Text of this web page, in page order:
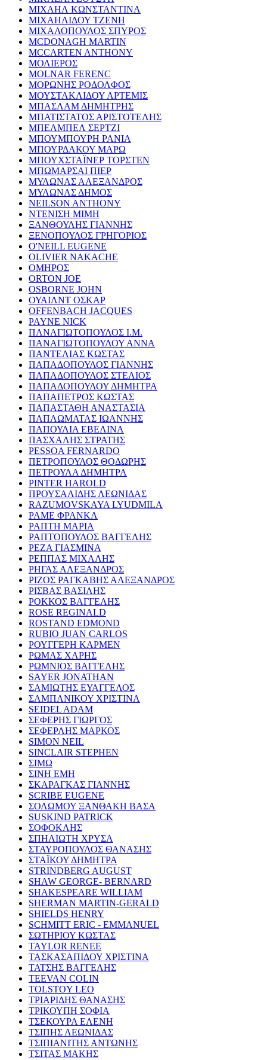
ΜΙΧΑΗΛ ΚΩΝΣΤΑΝΤΙΝΑ
ΜΙΧΑΗΛΙΔΟΥ ΤΖΕΝΗ
ΜΙΧΑΛΟΠΟΥΛΟΣ ΣΠΥΡΟΣ
MCDONAGH MARTIN
MCCARTEN ANTHONY
ΜΟΛΙΕΡΟΣ
MOLNAR FERENC
ΜΟΡΩΝΗΣ ΡΟΔΟΛΦΟΣ
ΜΟΥΣΤΑΚΛΙΔΟΥ ΑΡΤΕΜΙΣ
ΜΠΑΣΛΑΜ ΔΗΜΗΤΡΗΣ
ΜΠΑΤΙΣΤΑΤΟΣ ΑΡΙΣΤΟΤΕΛΗΣ
ΜΠΕΛΜΠΕΛ ΣΕΡΤΖΙ
ΜΠΟΥΜΠΟΥΡΗ ΡΑΝΙΑ
ΜΠΟΥΡΔΑΚΟΥ ΜΑΡΩ
ΜΠΟΥΧΣΤΑΪΝΕΡ ΤΟΡΣΤΕΝ
ΜΠΩΜΑΡΣΑΙ ΠΙΕΡ
ΜΥΛΩΝΑΣ ΑΛΕΞΑΝΔΡΟΣ
ΜΥΛΩΝΑΣ ΔΗΜΟΣ
NEILSON ANTHONY
ΝΤΕΝΙΣΗ ΜΙΜΗ
ΞΑΝΘΟΥΛΗΣ ΓΙΑΝΝΗΣ
ΞΕΝΟΠΟΥΛΟΣ ΓΡΗΓΟΡΙΟΣ
O'NEILL EUGENE
OLIVIER NAKACHE
ΟΜΗΡΟΣ
ORTON JOE
OSBORNE JOHN
ΟΥΑΙΛΝΤ ΟΣΚΑΡ
OFFENBACH JACQUES
PAYNE NICK
ΠΑΝΑΓΙΩΤΟΠΟΥΛΟΣ Ι.Μ.
ΠΑΝΑΓΙΩΤΟΠΟΥΛΟΥ ΑΝΝΑ
ΠΑΝΤΕΛΙΑΣ ΚΩΣΤΑΣ
ΠΑΠΑΔΟΠΟΥΛΟΣ ΓΙΑΝΝΗΣ
ΠΑΠΑΔΟΠΟΥΛΟΣ ΣΤΕΛΙΟΣ
ΠΑΠΑΔΟΠΟΥΛΟΥ ΔΗΜΗΤΡΑ
ΠΑΠΑΠΕΤΡΟΣ ΚΩΣΤΑΣ
ΠΑΠΑΣΤΑΘΗ ΑΝΑΣΤΑΣΙΑ
ΠΑΠΛΩΜΑΤΑΣ ΙΩΑΝΝΗΣ
ΠΑΠΟΥΛΙΑ ΕΒΕΛΙΝΑ
ΠΑΣΧΑΛΗΣ ΣΤΡΑΤΗΣ
PESSOA FERNARDO
ΠΕΤΡΟΠΟΥΛΟΣ ΘΟΔΩΡΗΣ
ΠΕΤΡΟΥΛΑ ΔΗΜΗΤΡΑ
PINTER HAROLD
ΠΡΟΥΣΑΛΙΔΗΣ ΛΕΩΝΙΔΑΣ
RAZUMOVSKAYA LYUDMILA
ΡΑΜΕ ΦΡΑΝΚΑ
ΡΑΠΤΗ ΜΑΡΙΑ
ΡΑΠΤΟΠΟΥΛΟΣ ΒΑΓΓΕΛΗΣ
ΡΕΖΑ ΓΙΑΣΜΙΝΑ
ΡΕΠΠΑΣ ΜΙΧΑΛΗΣ
ΡΗΓΑΣ ΑΛΕΞΑΝΔΡΟΣ
ΡΙΖΟΣ ΡΑΓΚΑΒΗΣ ΑΛΕΞΑΝΔΡΟΣ
ΡΙΣΒΑΣ ΒΑΣΙΛΗΣ
ΡΟΚΚΟΣ ΒΑΓΓΕΛΗΣ
ROSE REGINALD
ROSTAND EDMOND
RUBIO JUAN CARLOS
ΡΟΥΓΓΕΡΗ ΚΑΡΜΕΝ
ΡΩΜΑΣ ΧΑΡΗΣ
ΡΩΜΝΙΟΣ ΒΑΓΓΕΛΗΣ
SAYER JONATHAN
ΣΑΜΙΩΤΗΣ ΕΥΑΓΓΕΛΟΣ
ΣΑΜΠΑΝΙΚΟΥ ΧΡΙΣΤΙΝΑ
SEIDEL ADAM
ΣΕΦΕΡΗΣ ΓΙΩΡΓΟΣ
ΣΕΦΕΡΛΗΣ ΜΑΡΚΟΣ
SIMON NEIL
SINCLAIR STEPHEN
ΣΙΜΩ
ΣΙΝΗ ΕΜΗ
ΣΚΑΡΑΓΚΑΣ ΓΙΑΝΝΗΣ
SCRIBE EUGENE
ΣΟΛΩΜΟΥ ΞΑΝΘΑΚΗ ΒΑΣΑ
SUSKIND PATRICK
ΣΟΦΟΚΛΗΣ
ΣΠΗΛΙΩΤΗ ΧΡΥΣΑ
ΣΤΑΥΡΟΠΟΥΛΟΣ ΘΑΝΑΣΗΣ
ΣΤΑΪΚΟΥ ΔΗΜΗΤΡΑ
STRINDBERG AUGUST
SHAW GEORGE- BERNARD
SHAKESPEARE WILLIAM
SHERMAN MARTIN-GERALD
SHIELDS HENRY
SCHMITT ERIC - EMMANUEL
ΣΩΤΗΡΙΟΥ ΚΩΣΤΑΣ
TAYLOR RENEE
ΤΑΣΚΑΣΑΠΙΔΟΥ ΧΡΙΣΤΙΝΑ
ΤΑΤΣΗΣ ΒΑΓΓΕΛΗΣ
TEEVAN COLIN
TOLSTOY LEO
ΤΡΙΑΡΙΔΗΣ ΘΑΝΑΣΗΣ
ΤΡΙΚΟΥΠΗ ΣΟΦΙΑ
ΤΣΕΚΟΥΡΑ ΕΛΕΝΗ
ΤΣΙΠΗΣ ΛΕΩΝΙΔΑΣ
ΤΣΙΠΙΑΝΙΤΗΣ ΑΝΤΩΝΗΣ
ΤΣΙΤΑΣ ΜΑΚΗΣ